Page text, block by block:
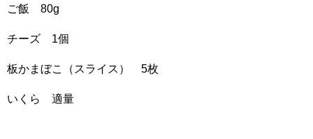
ご飯 80g
チーズ 1個
板かまぼこ（スライス） 5枚
いくら 適量